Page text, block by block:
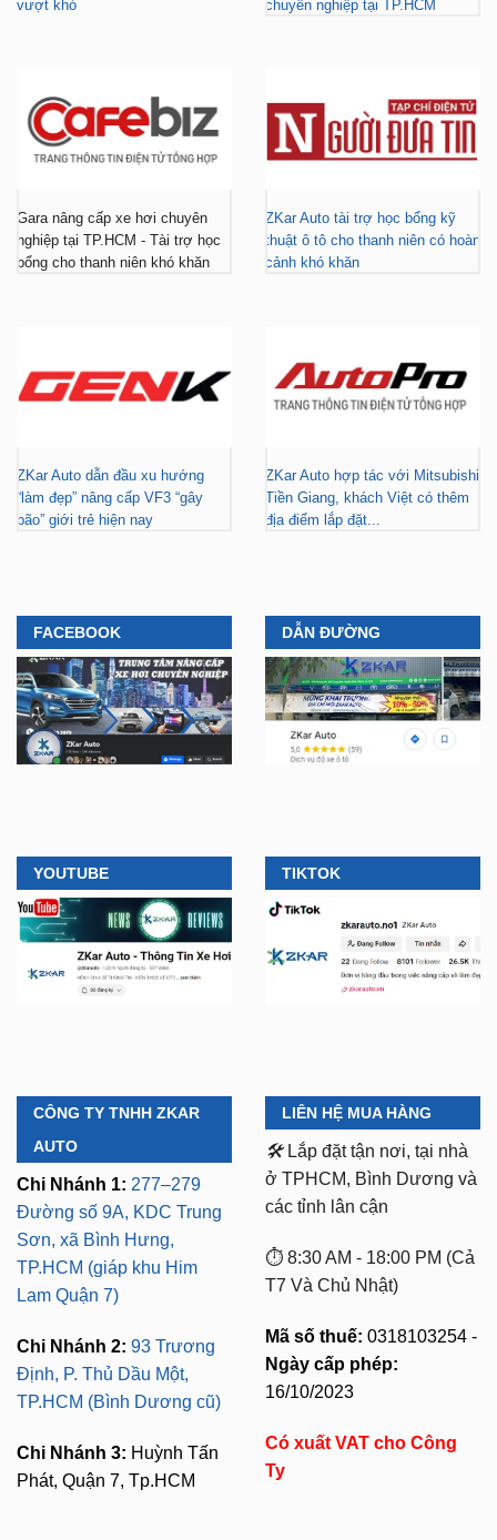
vượt khó chuyên nghiệp tại TP.HCM
Gara nâng cấp xe hơi chuyên
nghiệp tại TP.HCM - Tài trợ học
bổng cho thanh niên khó khăn
ZKar Auto tài trợ học bổng kỹ
thuật ô tô cho thanh niên có hoàn
cảnh khó khăn
ZKar Auto dẫn đầu xu hướng
“làm đẹp” nâng cấp VF3 “gây
bão” giới trẻ hiện nay
ZKar Auto hợp tác với Mitsubishi
Tiền Giang, khách Việt có thêm
địa điểm lắp đặt...
FACEBOOK DẪN ĐƯỜNG
YOUTUBE TIKTOK
CÔNG TY TNHH ZKAR
AUTO
Chi Nhánh 1: 277–279
Đường số 9A, KDC Trung
Sơn, xã Bình Hưng,
TP.HCM (giáp khu Him
Lam Quận 7)
Chi Nhánh 2: 93 Trương
Định, P. Thủ Dầu Một,
TP.HCM (Bình Dương cũ)
Chi Nhánh 3: Huỳnh Tấn
Phát, Quận 7, Tp.HCM
LIÊN HỆ MUA HÀNG
🛠️ Lắp đặt tận nơi, tại nhà
ở TPHCM, Bình Dương và
các tỉnh lân cận
⏱️ 8:30 AM - 18:00 PM (Cả
T7 Và Chủ Nhật)
Mã số thuế: 0318103254 -
Ngày cấp phép:
16/10/2023
Có xuất VAT cho Công
Ty